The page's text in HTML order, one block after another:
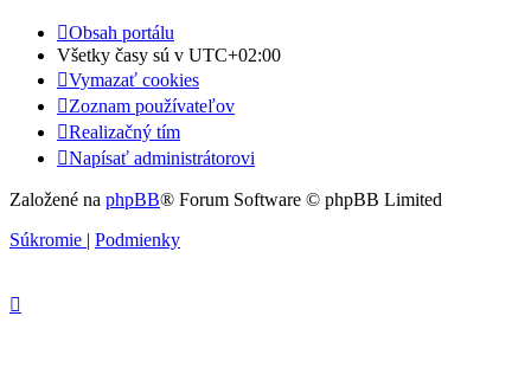
Obsah portálu
Všetky časy sú v UTC+02:00
Vymazať cookies
Zoznam používateľov
Realizačný tím
Napísať administrátorovi
Založené na phpBB® Forum Software © phpBB Limited
Súkromie | Podmienky